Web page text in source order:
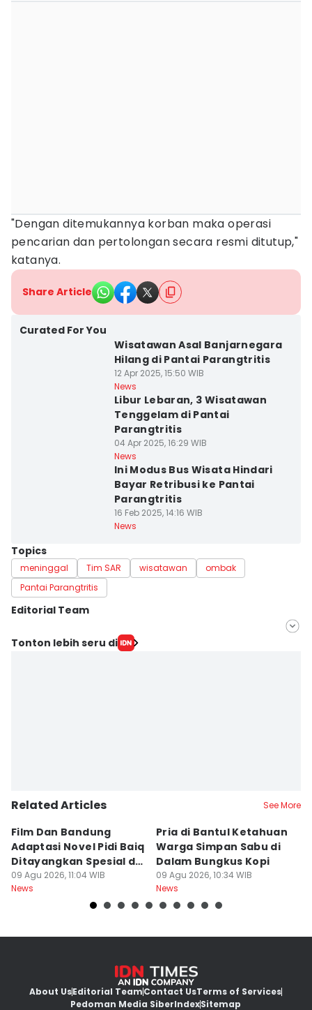
"Dengan ditemukannya korban maka operasi
pencarian dan pertolongan secara resmi ditutup,"
katanya.
Share Article
Curated For You
Wisatawan Asal Banjarnegara
Hilang di Pantai Parangtritis
12 Apr 2025, 15:50 WIB
News
Libur Lebaran, 3 Wisatawan
Tenggelam di Pantai
Parangtritis
04 Apr 2025, 16:29 WIB
News
Ini Modus Bus Wisata Hindari
Bayar Retribusi ke Pantai
Parangtritis
16 Feb 2025, 14:16 WIB
News
Topics
meninggal Tim SAR wisatawan
ombak
Pantai Parangtritis
Editorial Team
Editor
Tonton lebih seru di
Related Articles See More
Film Dan Bandung
Adaptasi Novel Pidi Baiq
Ditayangkan Spesial di
Jogja
09 Agu 2026, 11:04 WIB
News
Pria di Bantul Ketahuan
Warga Simpan Sabu di
Dalam Bungkus Kopi
09 Agu 2026, 10:34 WIB
News
About UsEditorial TeamContact UsTerms of Services
Pedoman Media SiberIndexSitemap